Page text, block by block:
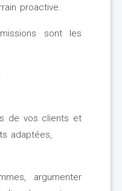
proactive.
sont les
de vos clients et
adaptées,
argumenter